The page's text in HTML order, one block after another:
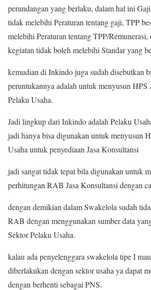
perundangan yang berlaku, dalam hal ini
tidak melebihi Peraturan tentang gaji, TPP
melebihi Peraturan tentang TPP/
kegiatan tidak boleh melebihi Standar yang
kemudian di Inkindo juga sudah disebutkan
peruntukannya adalah untuk menyusun
Pelaku Usaha.
Jadi lingkup dari Inkindo adalah Pelaku
jadi hanya bisa digunakan untuk menyusun
Usaha untuk penyediaan Jasa Konsultansi
jadi sangat tidak tepat bila digunakan untuk
perhitungan RAB Jasa Konsultansi dengan
dengan demikian dalam Swakelola sudah
RAB dengan menggunakan sumber data
Sektor Pelaku Usaha.
kalau ada penyelenggara swakelola tipe I
diberlakukan dengan sektor usaha ya dapat
dengan berhenti sebagai PNS.